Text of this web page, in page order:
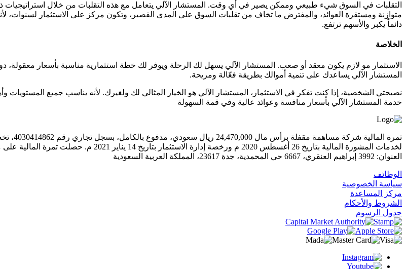
التقلبات في السوق شيء طبيعي وممكن يصير في أي وقت. المستشار الآلي يتعامل مع هذه التقلبات من خلال استراتيجيات
متوازنة ومستقرة العوائد، والمفترض ما تخاف من تقلبات السوق على المدى القصير، وتكون مركز على الاستثمار لسنوات،
دائماً يكبر والأسهم ترتفع.
الخلاصة
الاستثمار مو لازم يكون معقد أو صعب. المستشار الآلي يسهل لك الرحلة ويوفر لك خطة استثمارية مناسبة بأسعار
المستشار الآلي يساعدك على تنمية أموالك بطريقة فعّالة ومريحة.
نصيحتي الشخصية، إذا كنت تفكر في الاستثمار، المستشار الآلي هو الخيار المثالي لك ولغيرك. لأنه يناسب جميع المستويات
خدمة المستشار الآلي بأسعار منافسة وعوائد عالية وفي قمة السهولة
لخدمات المشورة المالية بتاريخ 26 أغسطس 2020 م ورخصة إدارة الاستثمار بتاريخ 14 يناير 2021 م. حصلت تمرة المالية على موافقة هيئة السوق المالية في تاريخ 23 نوفمبر عام 2021 م، للبدء بممارسة الأعمال.
العنوان: 3992 إبراهيم العنقري، 6667 حي المحمدية، جدة 23617، المملكة العربية السعودية
الوظائف
سياسة الخصوصية
مركز المساعدة
الشروط والأحكام
جدول الرسوم